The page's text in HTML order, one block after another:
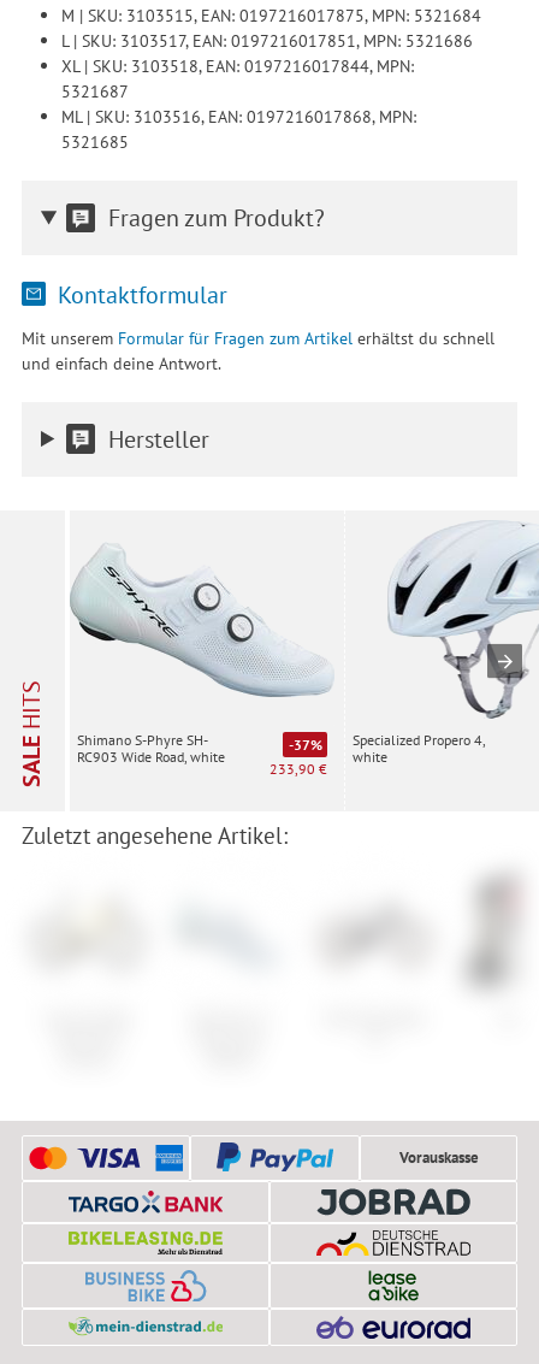
M | SKU: 3103515, EAN: 0197216017875, MPN: 5321684
L | SKU: 3103517, EAN: 0197216017851, MPN: 5321686
XL | SKU: 3103518, EAN: 0197216017844, MPN:
5321687
ML | SKU: 3103516, EAN: 0197216017868, MPN:
5321685
Fragen zum Produkt?
Kontaktformular
Mit unserem Formular für Fragen zum Artikelerhältst du schnell
und einfach deine Antwort.
Hersteller
SALE
HITS
Shimano S-Phyre SH-
RC903 Wide Road, white
-37%
233,90 €
Specialized Propero 4,
white
Zuletzt angesehene Artikel:
Vorauskasse